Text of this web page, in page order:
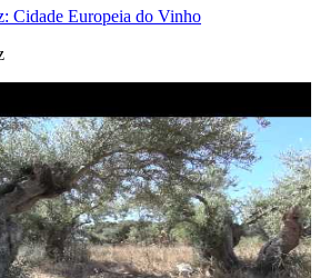
Cidade Europeia do Vinho